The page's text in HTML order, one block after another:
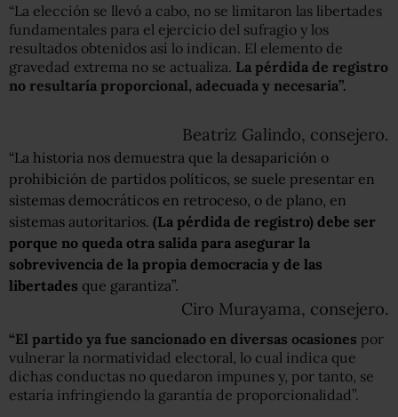
“La elección se llevó a cabo, no se limitaron las libertades
fundamentales para el ejercicio del sufragio y los
resultados obtenidos así lo indican. El elemento de
gravedad extrema no se actualiza. La pérdida de registro
no resultaría proporcional, adecuada y necesaria”.
Beatriz Galindo, consejero.
“La historia nos demuestra que la desaparición o
prohibición de partidos políticos, se suele presentar en
sistemas democráticos en retroceso, o de plano, en
sistemas autoritarios. (La pérdida de registro) debe ser
porque no queda otra salida para asegurar la
sobrevivencia de la propia democracia y de las
libertades que garantiza”.
Ciro Murayama, consejero.
“El partido ya fue sancionado en diversas ocasiones por
vulnerar la normatividad electoral, lo cual indica que
dichas conductas no quedaron impunes y, por tanto, se
estaría infringiendo la garantía de proporcionalidad”.